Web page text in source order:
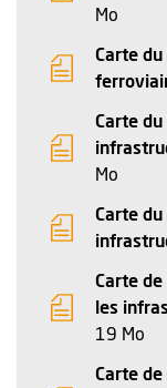
Mo
Carte
Carte
Mo
Carte
Carte
les
19 Mo
Carte